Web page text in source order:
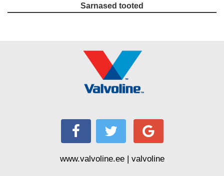
Sarnased tooted
www.valvoline.ee | valvoline